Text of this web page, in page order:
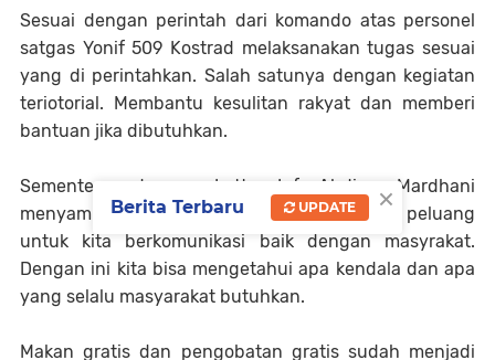
Sesuai dengan perintah dari komando atas personel
satgas Yonif 509 Kostrad melaksanakan tugas sesuai
yang di perintahkan. Salah satunya dengan kegiatan
teriotorial. Membantu kesulitan rakyat dan memberi
bantuan jika dibutuhkan.
Sementera, danpos Lettu Inf Abdian Mardhani
menyampaikan kegiatan ini adalah salah satu peluang
untuk kita berkomunikasi baik dengan masyrakat.
Dengan ini kita bisa mengetahui apa kendala dan apa
yang selalu masyarakat butuhkan.
Makan gratis dan pengobatan gratis sudah menjadi
×
Berita Terbaru UPDATE